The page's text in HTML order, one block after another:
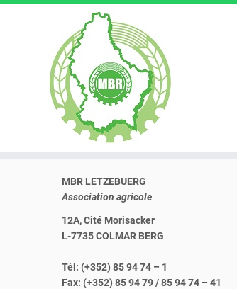
MBR LETZEBUERG
Association agricole
12A, Cité Morisacker
L-7735 COLMAR BERG
Tél: (+352) 85 94 74 – 1
Fax: (+352) 85 94 79 / 85 94 74 – 41